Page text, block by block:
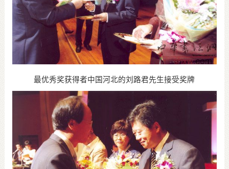
最优秀奖获得者中国河北的刘路君先生接受奖牌